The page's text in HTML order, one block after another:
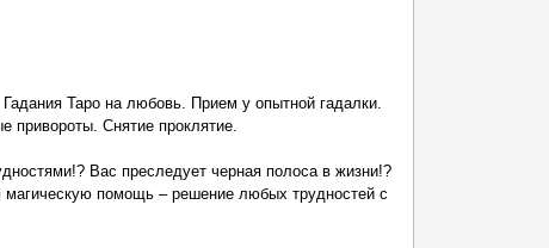
Таро на любовь. Прием у опытной гадалки.
привороты. Снятие проклятие.
Вас преследует черная полоса в жизни!?
помощь – решение любых трудностей с